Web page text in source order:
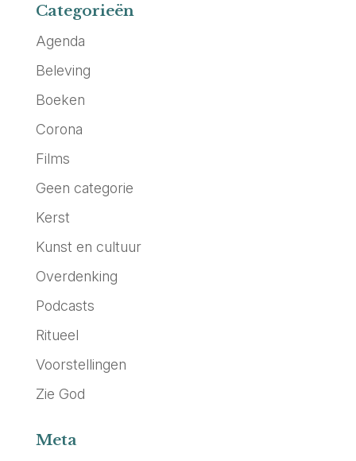
Categorieën
Agenda
Beleving
Boeken
Corona
Films
Geen categorie
Kerst
Kunst en cultuur
Overdenking
Podcasts
Ritueel
Voorstellingen
Zie God
Meta